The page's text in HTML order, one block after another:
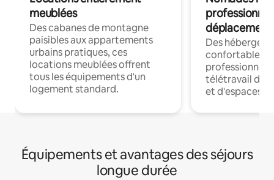
meublées
Des cabanes de montagne
paisibles aux appartements
urbains pratiques, ces
locations meublées offrent
tous les équipements d'un
logement standard.
déplacement
Des
confortables
professionnels
télétravail
et d'espaces
Équipements et avantages des séjours
longue durée